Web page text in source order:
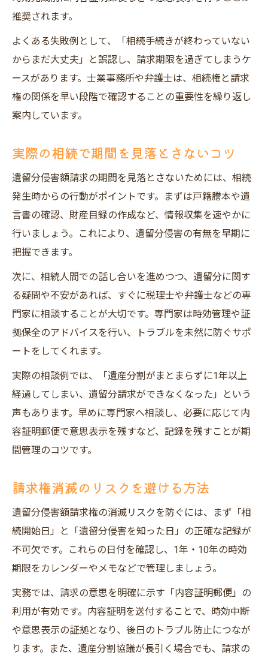
推奨されます。
よくある失敗例として、「相続手続きが終わっていない
からまだ大丈夫」と誤認し、請求期限を過ぎてしまうケ
ースがあります。士業事務所や弁護士は、相続権と請求
権の関係を早い段階で確認することの重要性を繰り返し
案内しています。
実際の相続で期間を見落とさないコツ
遺留分侵害額請求の期間を見落とさないためには、相続
発生時からの行動がポイントです。まずは戸籍謄本や遺
言書の確認、財産目録の作成など、情報収集を速やかに
行いましょう。これにより、遺留分侵害の有無を早期に
把握できます。
次に、相続人間での話し合いを進めつつ、遺留分に関す
る疑問や不安があれば、すぐに税理士や弁護士などの専
門家に相談することが大切です。専門家は時効管理や証
拠保全のアドバイスを行い、トラブルを未然に防ぐサポ
ートをしてくれます。
実際の相談例では、「遺産分割がまとまらずに1年以上
経過してしまい、遺留分請求ができなくなった」という
声もあります。早めに専門家へ相談し、必要に応じて内
容証明郵便で意思表示を残すなど、記録を残すことが期
間管理のコツです。
請求権消滅のリスクを避ける方法
遺留分侵害額請求権の消滅リスクを防ぐには、まず「相
続開始日」と「遺留分侵害を知った日」の正確な記録が
不可欠です。これらの日付を確認し、1年・10年の時効
期限をカレンダーやメモなどで管理しましょう。
実務では、請求の意思を明確に示す「内容証明郵便」の
利用が有効です。内容証明を送付することで、時効中断
や意思表示の証拠となり、後日のトラブル防止につなが
ります。また、遺産分割協議が長引く場合でも、請求の